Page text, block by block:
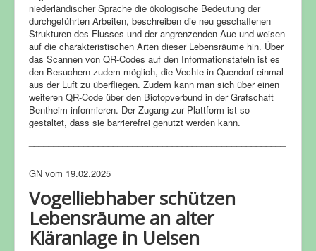
niederländischer Sprache die ökologische Bedeutung der
durchgeführten Arbeiten, beschreiben die neu geschaffenen
Strukturen des Flusses und der angrenzenden Aue und weisen
auf die charakteristischen Arten dieser Lebensräume hin. Über
das Scannen von QR-Codes auf den Informationstafeln ist es
den Besuchern zudem möglich, die Vechte in Quendorf einmal
aus der Luft zu überfliegen. Zudem kann man sich über einen
weiteren QR-Code über den Biotopverbund in der Grafschaft
Bentheim informieren. Der Zugang zur Plattform ist so
gestaltet, dass sie barrierefrei genutzt werden kann.
GN vom 19.02.2025
Vogelliebhaber schützen
Lebensräume an alter
Kläranlage in Uelsen